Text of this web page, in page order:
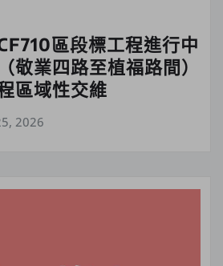
區段標工程進行中
敬業四路至植福路間）
區域性交維
2026